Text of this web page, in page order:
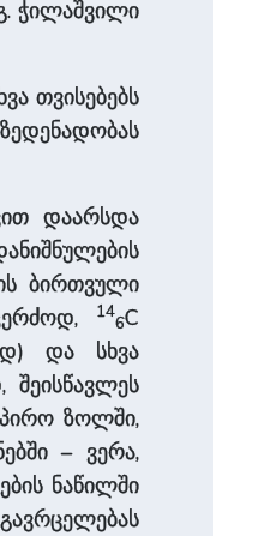
ჭილაშვილი
თვისებებს
დაარსდა
ბირთვული
14
6C
და სხვა
ზოლში,
– ვერა,
ნაწილში